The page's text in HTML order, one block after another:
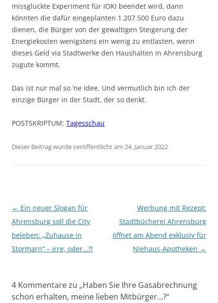
missglückte Experiment für IOKI beendet wird, dann
könnten die dafür eingeplanten 1.207.500 Euro dazu
dienen, die Bürger von der gewaltigen Steigerung der
Energiekosten wenigstens ein wenig zu entlasten, wenn
dieses Geld via Stadtwerke den Haushalten in Ahrensburg
zugute kommt.
Das ist nur mal so ’ne Idee. Und vermutlich bin ich der
einzige Bürger in der Stadt, der so denkt.
POSTSKRIPTUM: Tagesschau
Dieser Beitrag wurde veröffentlicht am 24. Januar 2022
Beitragsnavigation
← Ein neuer Slogan für
Ahrensburg soll die City
beleben: „Zuhause in
Stormarn“ – irre, oder…?!
Werbung mit Rezept:
Stadtbücherei Ahrensburg
öffnet am Abend exklusiv für
Niehaus-Apotheken →
4 Kommentare zu „Haben Sie Ihre Gasabrechnung
schon erhalten, meine lieben Mitbürger…?“